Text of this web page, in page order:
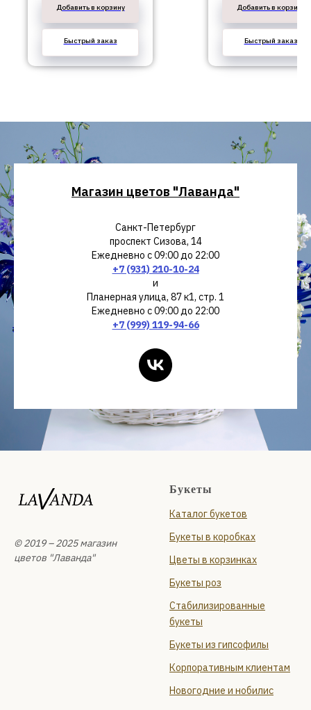
Добавить в корзину
Быстрый заказ
Добавить в корзину
Быстрый заказ
Магазин цветов "Лаванда"
Санкт-Петербург
проспект Сизова, 14
Ежедневно с 09:00 до 22:00
+7 (931) 210-10-24
и
Планерная улица, 87 к1, стр. 1
Ежедневно с 09:00 до 22:00
+7 (999) 119-94-66
© 2019 – 2025 магазин
цветов "Лаванда"
Букеты
Каталог букетов
Букеты в коробках
Цветы в корзинках
Букеты роз
Стабилизированные
букеты
Букеты из гипсофилы
Корпоративным клиентам
Новогодние и нобилис